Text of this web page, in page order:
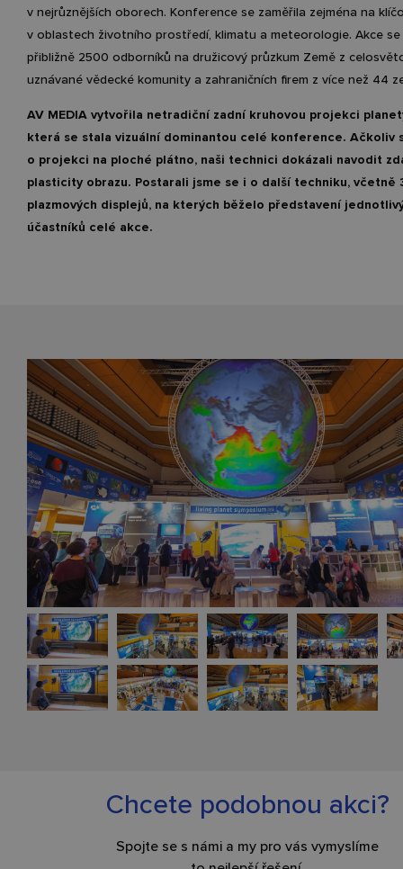
v nejrůznějších oborech. Konference se zaměřila zejména na
v oblastech životního prostředí, klimatu a meteorologie. Akce
přibližně 2500 odborníků na družicový průzkum Země z
uznávané vědecké komunity a zahraničních firem z více než 44
AV MEDIA vytvořila netradiční zadní kruhovou projekci
která se stala vizuální dominantou celé konference. Ačkoliv
o projekci na ploché plátno, naši technici dokázali navodit
plasticity obrazu. Postarali jsme se i o další techniku, včetně
plazmových displejů, na kterých běželo představení
účastníků celé akce.
Chcete podobnou akci?
Spojte se s námi a my pro vás vymyslíme